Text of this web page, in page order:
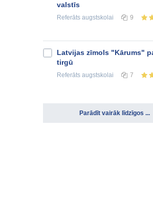
valstīs
Referāts augstskolai 9
Latvijas zīmols "Kārums"
tirgū
Referāts augstskolai 7
Parādīt vairāk līdzīgos ...